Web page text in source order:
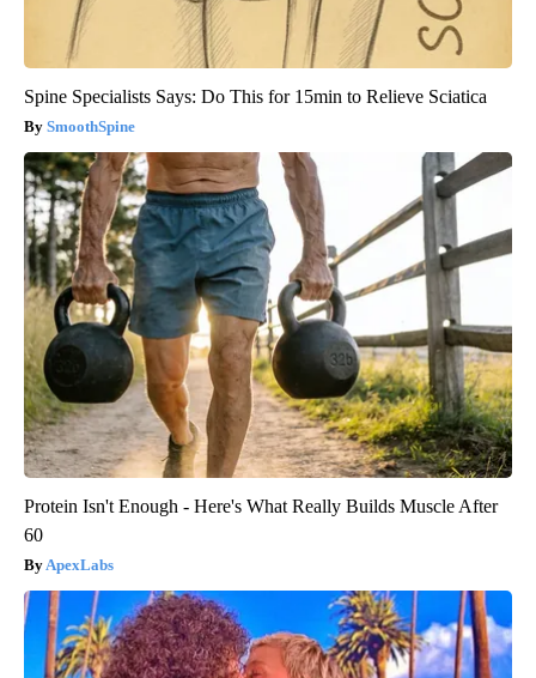
Spine Specialists Says: Do This for 15min to Relieve Sciatica
SmoothSpine
Protein Isn't Enough - Here's What Really Builds Muscle After
60
ApexLabs